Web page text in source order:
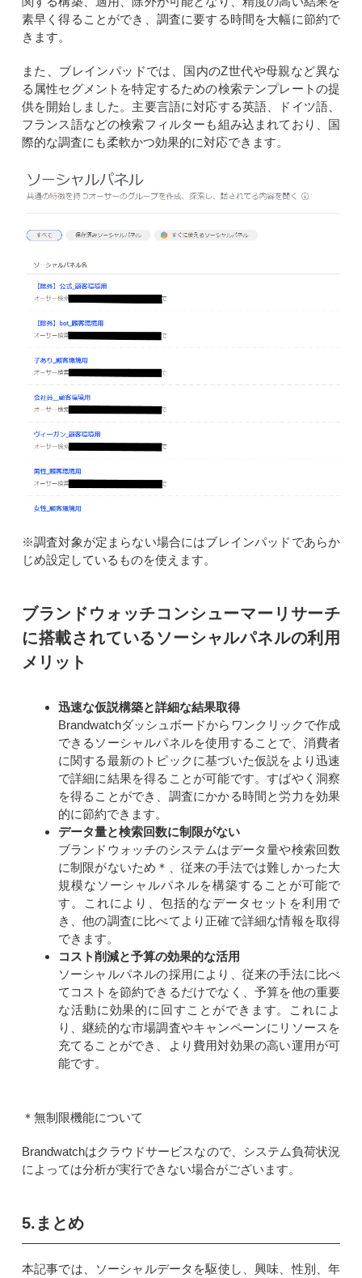
素早く得ることができ、調査に要する時間を大幅に節約で
きます。
また、ブレインパッドでは、国内のZ世代や母親など異な
る属性セグメントを特定するための検索テンプレートの提
供を開始しました。主要言語に対応する英語、ドイツ語、
フランス語などの検索フィルターも組み込まれており、国
際的な調査にも柔軟かつ効果的に対応できます。
※調査対象が定まらない場合にはブレインパッドであらか
じめ設定しているものを使えます。
ブランドウォッチコンシューマーリサーチ
に搭載されているソーシャルパネルの利用
メリット
迅速な仮説構築と詳細な結果取得
Brandwatchダッシュボードからワンクリックで作成
できるソーシャルパネルを使用することで、消費者
に関する最新のトピックに基づいた仮説をより迅速
で詳細に結果を得ることが可能です。すばやく洞察
を得ることができ、調査にかかる時間と労力を効果
的に節約できます。
データ量と検索回数に制限がない
ブランドウォッチのシステムはデータ量や検索回数
に制限がないため＊、従来の手法では難しかった大
規模なソーシャルパネルを構築することが可能で
す。これにより、包括的なデータセットを利用で
き、他の調査に比べてより正確で詳細な情報を取得
できます。
コスト削減と予算の効果的な活用
ソーシャルパネルの採用により、従来の手法に比べ
てコストを節約できるだけでなく、予算を他の重要
な活動に効果的に回すことができます。これによ
り、継続的な市場調査やキャンペーンにリソースを
充てることができ、より費用対効果の高い運用が可
能です。
＊無制限機能について
Brandwatchはクラウドサービスなので、システム負荷状況
によっては分析が実行できない場合がございます。
5.まとめ
本記事では、ソーシャルデータを駆使し、興味、性別、年